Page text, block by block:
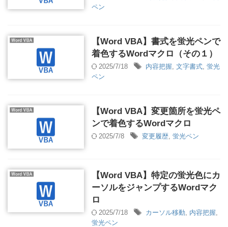
ペン
【Word VBA】書式を蛍光ペンで
着色するWordマクロ（その１）
2025/7/18 内容把握, 文字書式, 蛍光
ペン
【Word VBA】変更箇所を蛍光ペ
ンで着色するWordマクロ
2025/7/8 変更履歴, 蛍光ペン
【Word VBA】特定の蛍光色にカ
ーソルをジャンプするWordマク
ロ
2025/7/18 カーソル移動 内容把握
蛍光ペン